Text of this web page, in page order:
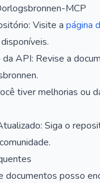
MCP
Visite a página
da API: Revise a
tiver melhorias ou
Siga o
documentos posso